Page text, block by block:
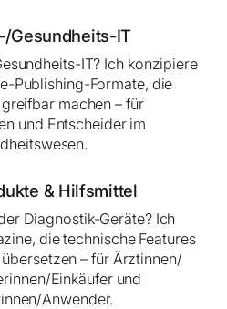
Gesundheits-IT
IT? Ich konzipiere
Publishing-Formate, die
machen – für
und Entscheider im
& Hilfsmittel
Diagnostik-Geräte? Ich
die technische Features
– für Ärztinnen/
Einkäufer und
Anwender.